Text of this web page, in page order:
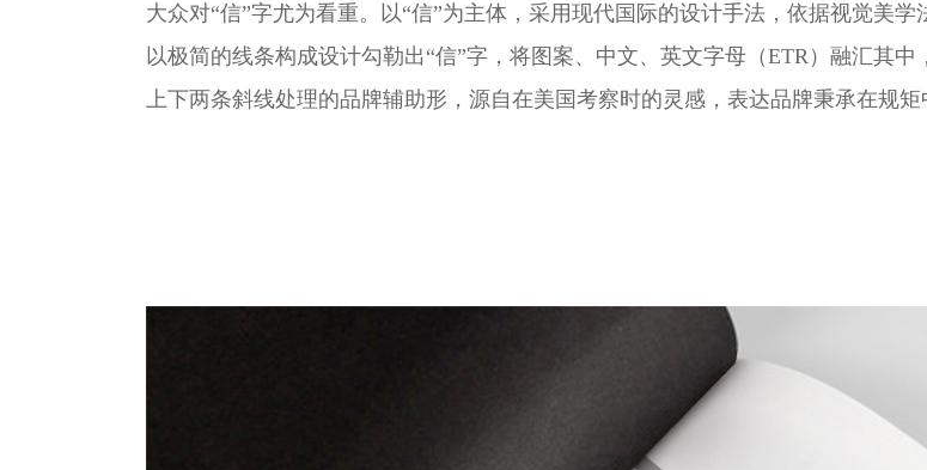
大众对“信”字尤为看重。以“信”为主体，采用现代国际的设计手法，依据视觉美学
以极简的线条构成设计勾勒出“信”字，将图案、中文、英文字母（ETR）融汇其中
上下两条斜线处理的品牌辅助形，源自在美国考察时的灵感，表达品牌秉承在规矩